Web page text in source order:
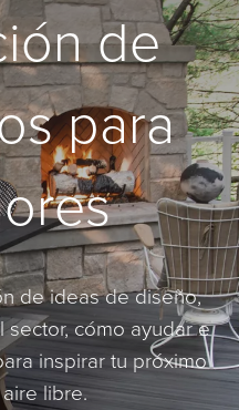
de
para
de ideas de diseño,
cómo ayudar e
inspirar tu próximo
libre.